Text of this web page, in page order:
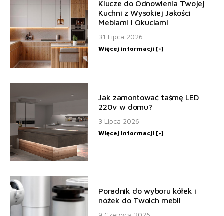
Klucze do Odnowienia Twojej
Kuchni z Wysokiej Jakości
Meblami i Okuciami
31 Lipca 2026
Więcej informacji [+]
Jak zamontować taśmę LED
220v w domu?
3 Lipca 2026
Więcej informacji [+]
Poradnik do wyboru kółek i
nóżek do Twoich mebli